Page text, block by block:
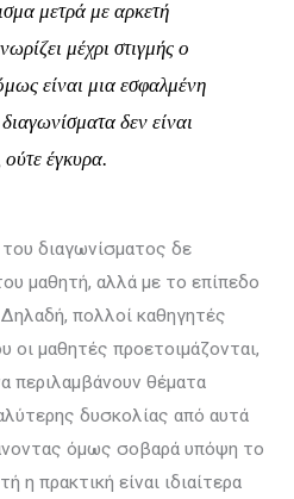
μετρά με αρκετή
μέχρι στιγμής ο
είναι μια εσφαλμένη
δεν είναι
ούτε έγκυρα.
διαγωνίσματος δε
μαθητή, αλλά με το επίπεδο
πολλοί καθηγητές
μαθητές προετοιμάζονται,
περιλαμ­βάνουν θέματα
δυσκολίας από αυτά
όμως σοβαρά υπόψη το
πρακτική είναι ιδιαίτερα